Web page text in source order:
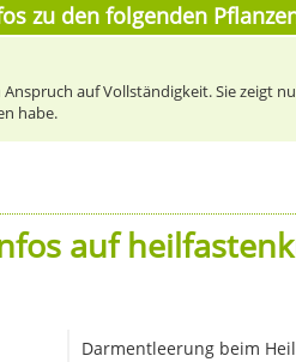
zu den folgenden
auf Vollständigkeit. Sie zeigt
habe.
auf
Darmentleerung beim